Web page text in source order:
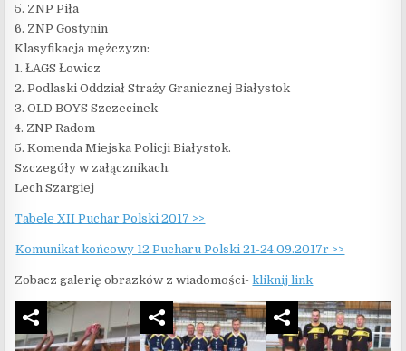
5. ZNP Piła
6. ZNP Gostynin
Klasyfikacja mężczyzn:
1. ŁAGS Łowicz
2. Podlaski Oddział Straży Granicznej Białystok
3. OLD BOYS Szczecinek
4. ZNP Radom
5. Komenda Miejska Policji Białystok.
Szczegóły w załącznikach.
Lech Szargiej
Tabele XII Puchar Polski 2017 >>
Komunikat końcowy 12 Pucharu Polski 21-24.09.2017r >>
Zobacz galerię obrazków z wiadomości-kliknij link